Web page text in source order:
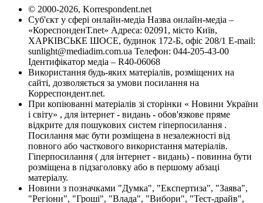
© 2000-2026, Korrespondent.net
Суб'єкт у сфері онлайн-медіа Назва онлайн-медіа –
«КореспонденТ.net» Адреса: 02091, місто Київ,
ХАРКІВСЬКЕ ШОСЕ, будинок 172-Б, офіс 208/1 E-mail:
sunlight@mediadim.com.ua Телефон: 044-205-43-00
Ідентифікатор медіа – R40-06068
Використання будь-яких матеріалів, розміщених на
сайті, дозволяється за умови посилання на
Корреспондент.net.
При копіюванні матеріалів зі сторінки « Новини України
і світу» , для інтернет - видань - обов'язкове пряме
відкрите для пошукових систем гіперпосилання .
Посилання має бути розміщена в незалежності від
повного або часткового використання матеріалів.
Гіперпосилання ( для інтернет - видань) - повинна бути
розміщена в підзаголовку або в першому абзаці
матеріалу.
Новини з позначками "Думка", "Експертиза", "Заява",
"Регіони", "Гроші", "Влада", "Вибори", "Тест-драйв",